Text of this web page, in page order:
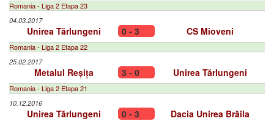
Romania - Liga 2 Etapa 23
04.03.2017
Unirea Tărlungeni 0 - 3 CS Mioveni
Romania - Liga 2 Etapa 22
25.02.2017
Metalul Reșița 3 - 0 Unirea Tărlungeni
Romania - Liga 2 Etapa 21
10.12.2016
Unirea Tărlungeni 0 - 3 Dacia Unirea Brăila